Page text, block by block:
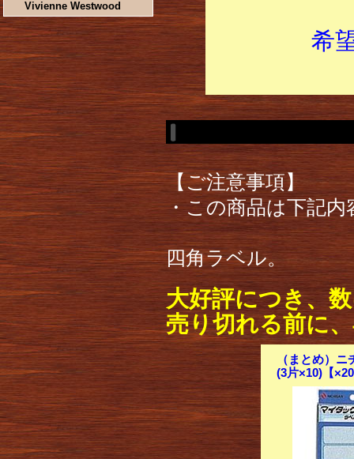
Vivienne Westwood
希
【ご注意事項】
・この商品は下記
四角ラベル。
大好評につき、
売り切れる前に
（まとめ）
(3片×10)【